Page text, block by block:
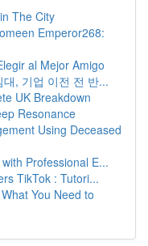
The City
Emperor268:
al Mejor Amigo
, 기업 이전 전 반...
UK Breakdown
Resonance
Using Deceased
Professional E...
TikTok : Tutori...
You Need to